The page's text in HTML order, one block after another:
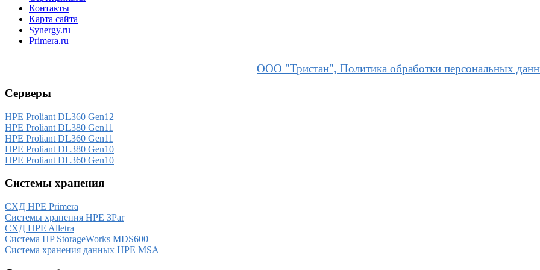
Контакты
Карта сайта
Synergy.ru
Primera.ru
ООО "Тристан", Политика обработки персональных
Серверы
HPE Proliant DL360 Gen12
HPE Proliant DL380 Gen11
HPE Proliant DL360 Gen11
HPE Proliant DL380 Gen10
HPE Proliant DL360 Gen10
Системы хранения
СХД HPE Primera
Системы хранения HPE 3Par
СХД HPE Alletra
Система HP StorageWorks MDS600
Система хранения данных HPE MSA